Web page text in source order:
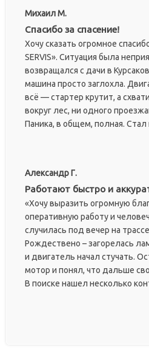
Михаил М.
Спасибо за спасение!
Хочу сказать огромное
SERVIS». Ситуация была
возвращался с дачи в
машина просто заглохла.
всё — стартер крутит, а
вокруг лес, ни одного
Паника, в общем, полная. Стал
Александр Г.
Работают быстро и
«Хочу выразить огромную
оперативную работу и
случилась под вечер на
Рождествено – загорелась
и двигатель начал стучать.
мотор и понял, что дальше
В поиске нашел несколько